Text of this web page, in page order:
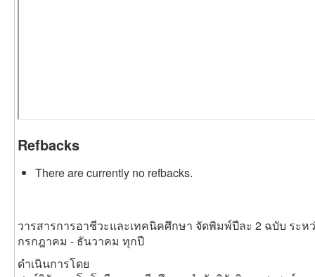
Refbacks
There are currently no refbacks.
วารสารการอาชีวะและเทคนิคศึกษา จัดพิมพ์ปีละ 2 ฉบับ ระห
กรกฎาคม - ธันวาคม ทุกปี
ดำเนินการโดย